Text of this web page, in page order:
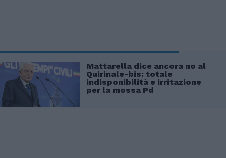
Mattarella dice ancora no al
Quirinale-bis: totale
indisponibilità e irritazione
per la mossa Pd